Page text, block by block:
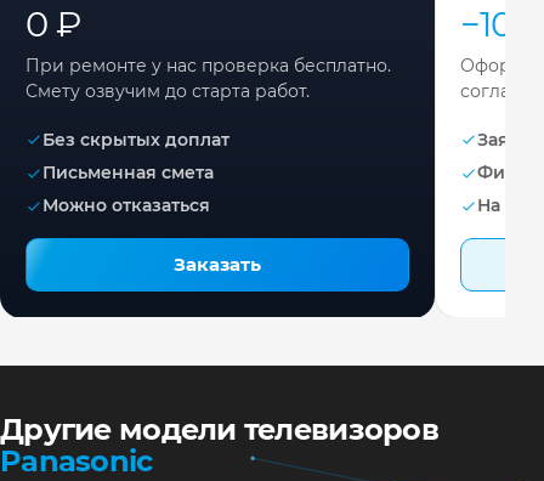
0 ₽
При ремонте у нас проверка бесплатно.
Смету озвучим до старта работ.
Без скрытых доплат
Письменная смета
Можно отказаться
Заказать
−10%
Заявка
На
Другие модели телевизоров
Panasonic